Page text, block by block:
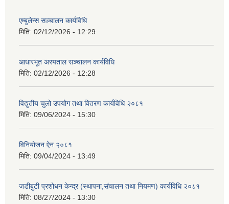
एम्बुलेन्स सञ्चालन कार्यविधि
मिति: 02/12/2026 - 12:29
आधारभूत अस्पताल सञ्चालन कार्यविधि
मिति: 02/12/2026 - 12:28
विद्युतीय चुलो उपयोग तथा वितरण कार्यविधि २०८१
मिति: 09/06/2024 - 15:30
विनियोजन ऐन २०८१
मिति: 09/04/2024 - 13:49
जडीबुटी प्रशोधन केन्द्र (स्थापना,संचालन तथा नियमण) कार्यविधि २०८१
मिति: 08/27/2024 - 13:30